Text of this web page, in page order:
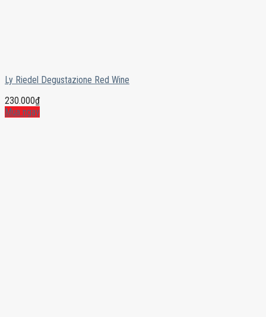
Ly Riedel Degustazione Red Wine
230.000₫
Mua ngay